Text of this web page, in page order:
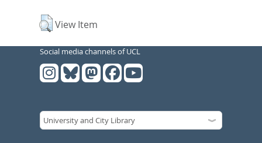
View Item
Social media channels of UCL